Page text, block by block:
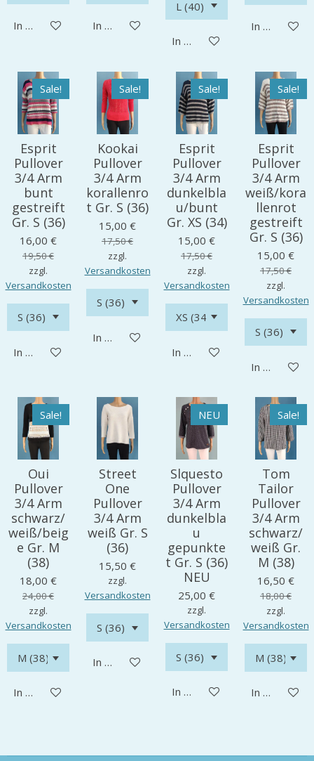
In den WarenkorbIn den Warenkorb
In den Warenkorb
In den
Sale!
Esprit
Pullover
3/4 Arm
bunt
gestreift
Gr. S (36)
16,00 €
19,50 €
zzgl.
Versandkosten
In den Warenkorb
Sale!
Kookai
Pullover
3/4 Arm
korallenro
t Gr. S (36)
15,00 €
17,50 €
zzgl.
Versandkosten
In den Warenkorb
Sale!
Esprit
Pullover
3/4 Arm
dunkelbla
u/bunt
Gr. XS (34)
15,00 €
17,50 €
zzgl.
Versandkosten
In den Warenkorb
Sale!
Esprit
Pullover
3/4 Arm
weiß/kora
llenrot
gestreift
Gr. S (36)
15,00 €
17,50 €
zzgl.
Versandkosten
In den
Sale!
Oui
Pullover
3/4 Arm
schwarz/
weiß/beig
e Gr. M
(38)
18,00 €
24,00 €
zzgl.
Versandkosten
In den Warenkorb
Street
One
Pullover
3/4 Arm
weiß Gr. S
(36)
15,50 €
zzgl.
Versandkosten
In den Warenkorb
NEU
Slquesto
Pullover
3/4 Arm
dunkelbla
u
gepunkte
t Gr. S (36)
NEU
25,00 €
zzgl.
Versandkosten
In den Warenkorb
Sale!
Tom
Tailor
Pullover
3/4 Arm
schwarz/
weiß Gr.
M (38)
16,50 €
18,00 €
zzgl.
Versandkosten
In den